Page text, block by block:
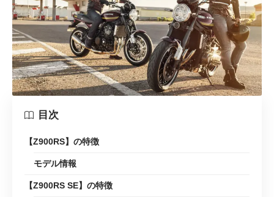
目次
【Z900RS】の特徴
モデル情報
【Z900RS SE】の特徴